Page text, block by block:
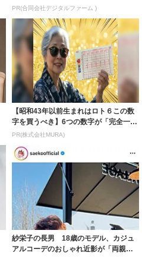
PR(合同会社デジタルファーム )
【昭和43年以前生まれはロト６この数
字を買うべき】6つの数字が「完全一
致」する方...
PR(株式会社MURA)
紗栄子の長男 18歳のモデル、カジュ
アルコーデのおしゃれ近影が「両親の